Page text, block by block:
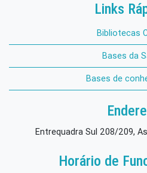
Links
Bibliotecas
Bases da
Bases de
Entrequadra Sul 208/209,
Horário de